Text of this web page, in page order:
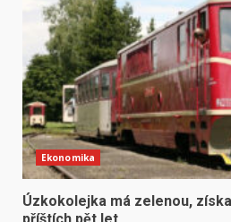
Ekonomika
Úzkokolejka má zelenou,